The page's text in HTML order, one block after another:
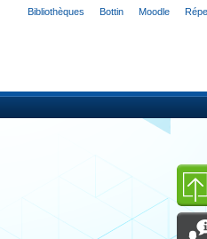
Bibliothèques Bottin Moodle